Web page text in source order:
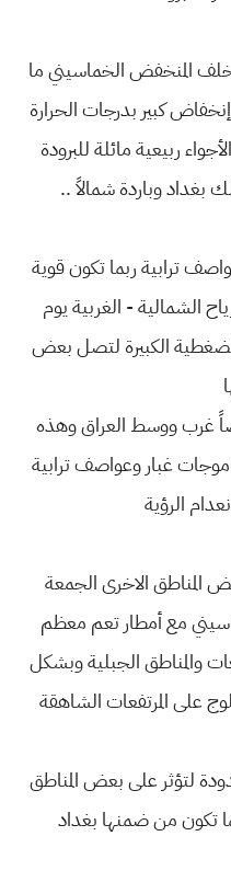
خلف المنخفض الخماسيني ما
كبير بدرجات الحرارة
ربيعية مائلة للبرودة
بغداد وباردة شمالاً ..
ترابية ربما تكون قوية
الشمالية - الغربية يوم
الكبيرة لتصل بعض
غرب ووسط العراق وهذه
غبار وعواصف ترابية
الرؤية
المناطق الاخرى الجمعة
مع أمطار تعم معظم
والمناطق الجبلية وبشكل
على المرتفعات الشاهقة
لتؤثر على بعض المناطق
تكون من ضمنها بغداد